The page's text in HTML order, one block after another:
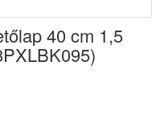
40 cm 1,5